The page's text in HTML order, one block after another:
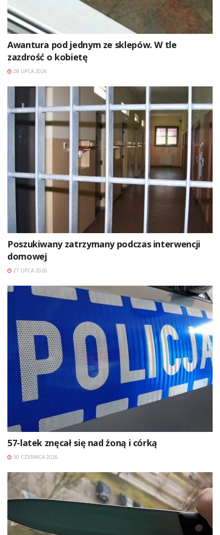
Awantura pod jednym ze sklepów. W tle
zazdrość o kobietę
28 LIPCA 2026
Poszukiwany zatrzymany podczas interwencji
domowej
27 LIPCA 2026
57-latek znęcał się nad żoną i córką
30 CZERWCA 2026